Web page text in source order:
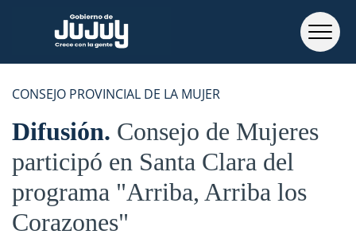
CONSEJO PROVINCIAL DE LA MUJER
Difusión Consejo de Mujeres
participó en Santa Clara del
programa "Arriba, Arriba los
Corazones"